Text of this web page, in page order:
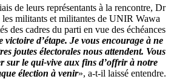
de leurs représentants à la rencontre, Dr
militants et militantes de UNIR Wawa
des cadres du parti en vue des échéances
victoire d’étape. Je vous encourage à ne
joutes électorales nous attendent. Vous
sur le qui-vive aux fins d’offrir à notre
élection à venir», a-t-il laissé entendre.